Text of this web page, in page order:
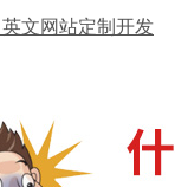
英文网站定制开发